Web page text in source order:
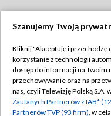
Dołącz
Abonament TVP
Emisja w TVP
Szanujemy Twoją
Kliknij "Akceptuję i przechodzę
korzystanie z technologii
dostęp do informacji na
przechowywanie oraz na
nas, czyli Telewizję Polską S.A.
Zaufanych Partnerów z IAB*
Partnerów TVP (93 firm), w